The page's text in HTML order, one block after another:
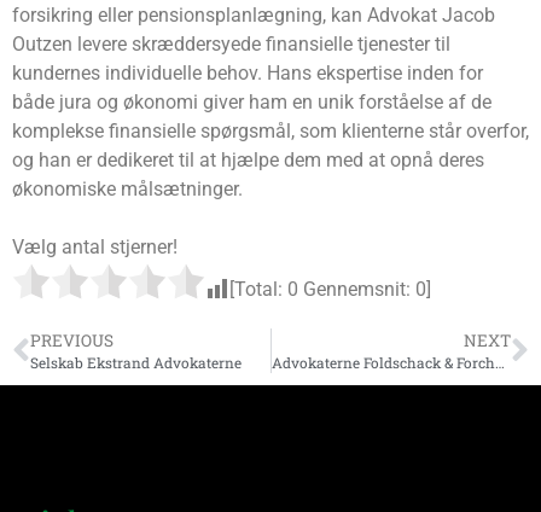
forsikring eller pensionsplanlægning, kan Advokat Jacob
Outzen levere skræddersyede finansielle tjenester til
kundernes individuelle behov. Hans ekspertise inden for
både jura og økonomi giver ham en unik forståelse af de
komplekse finansielle spørgsmål, som klienterne står overfor,
og han er dedikeret til at hjælpe dem med at opnå deres
økonomiske målsætninger.
Vælg antal stjerner!
[Total: 0 Gennemsnit: 0
PREVIOUS
Selskab Ekstrand Advokaterne
NEXT
Advokaterne Foldschack & Forchhammer